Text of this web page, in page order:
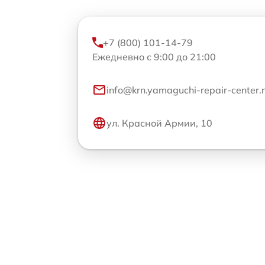
+7 (800) 101-14-79
Ежедневно с 9:00 до 21:00
info@krn.yamaguchi-repair-
ул. Красной Армии, 10